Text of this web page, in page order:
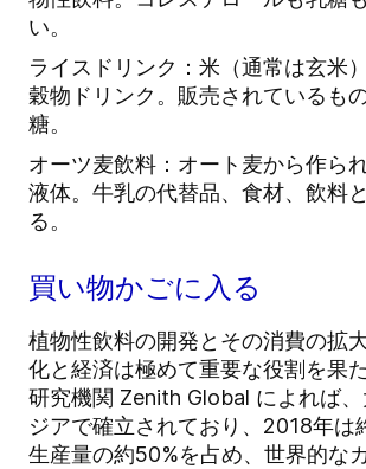
い。
ライスドリンク：米（通常は玄米
穀物ドリンク。販売されているも
糖。
オーツ麦飲料：オート麦から作ら
液体。牛乳の代替品、食材、飲料
る。
買い物かごに入る
植物性飲料の開発とその消費の拡
化と経済は極めて重要な役割を果
研究機関 Zenith Global によれば
ジアで確立されており、2018年は
生産量の約50%を占め、世界的な